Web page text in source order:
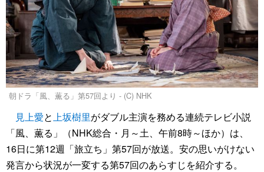
朝ドラ「風、薫る」第57回より - (C) NHK
見上愛と 上坂樹里がダブル主演を務める連続テレビ小説
「風、薫る」（NHK総合・月～土、午前8時～ほか）は、
16日に第12週「旅立ち」第57回が放送。安の思いがけない
発言から状況が一変する第57回のあらすじを紹介する。